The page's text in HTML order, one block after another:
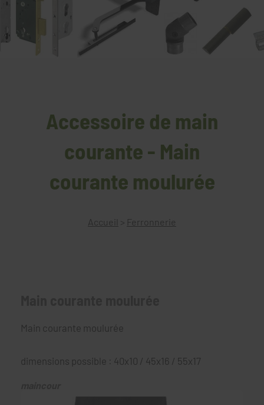
Accessoire de main
courante - Main
courante moulurée
Accueil > Ferronnerie
Main courante moulurée
dimensions possible : 40x10 / 45x16 / 55x17